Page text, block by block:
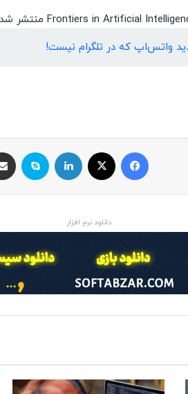
واتس‌اپ که در تلگرام نیست!
ایکس
دانلود نرم افزار